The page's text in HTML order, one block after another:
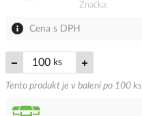
Značka
Cena s DPH
ks
Tento produkt je v balení po 100 ks